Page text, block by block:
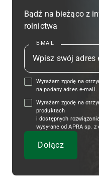
Bądź na bieżąco z
rolnictwa
E-MAIL
Wyrażam zgodę na
na podany adres e-mail.
Wyrażam zgodę na
produktach
i dostępnych
wysyłane od APRA sp.